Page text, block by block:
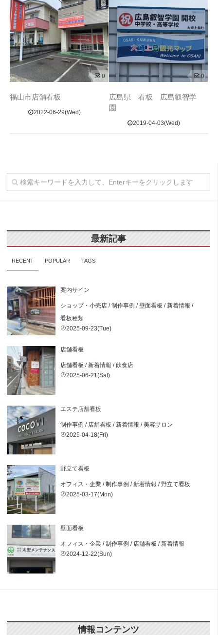
0
福山市店舗看板
2022-06-29(Wed)
0
広島県 看板 広島叡智学
園
2019-04-03(Wed)
最新記事
RECENT POPULAR TAGS
案内サイン
ショップ・小売店 /制作事例 /壁面看板 /新着情報 /
看板種類
2025-09-23(Tue)
店舗看板
店舗看板 /新着情報 /飲食店
2025-06-21(Sat)
エステ店舗看板
制作事例 / 店舗看板 /新着情報 /美容サロン
2025-04-18(Fri)
野立て看板
オフィス・企業 /制作事例 /新着情報 /野立て看板
2025-03-17(Mon)
壁面看板
オフィス・企業 /制作事例 / 店舗看板 /新着情報
2024-12-22(Sun)
情報コンテンツ